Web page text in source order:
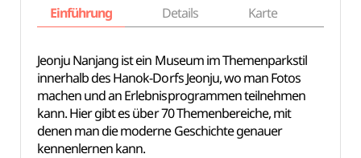
Einführung Details Karte
Jeonju Nanjang ist ein Museum im Themenparkstil
innerhalb des Hanok-Dorfs Jeonju, wo man Fotos
machen und an Erlebnisprogrammen teilnehmen
kann. Hier gibt es über 70 Themenbereiche, mit
denen man die moderne Geschichte genauer
kennenlernen kann.